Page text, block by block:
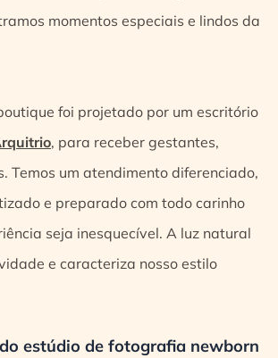
momentos especiais e lindos da
foi projetado por um escritório
, para receber gestantes,
Temos um atendimento diferenciado,
e preparado com todo carinho
seja inesquecível. A luz natural
e caracteriza nosso estilo
estúdio de fotografia newborn